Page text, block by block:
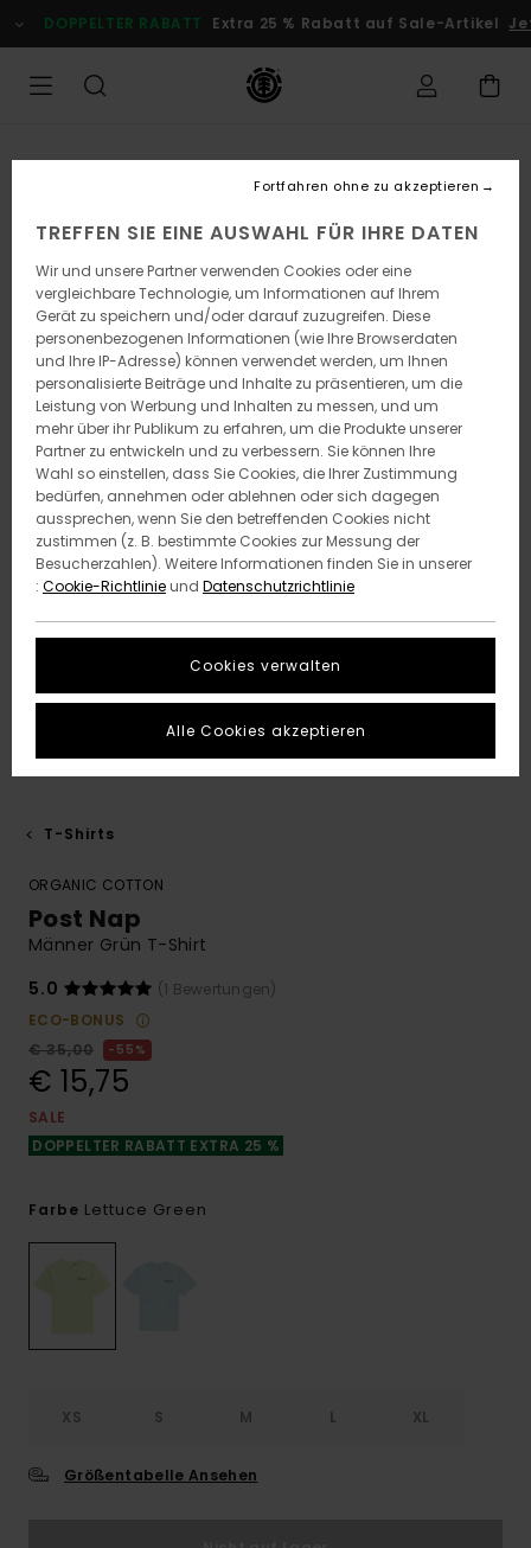
zur
Produktinformation
DOPPELTER RABATT Extra 25 % Rabatt auf Sale-Artikel
T-Shirts
ORGANIC COTTON
Post Nap
Männer Grün T-Shirt
5.0
(1 Bewertungen)
ECO-BONUS
€ 35,00
55%
€ 15,75
SALE
DOPPELTER RABATT EXTRA 25 %
Farbe Lettuce Green
XS S M L XL
Größentabelle Ansehen
TREFFEN SIE EINE AUSWAHL FÜR IHRE DATEN
Wir und unsere Partner verwenden Cookies oder eine
vergleichbare Technologie, um Informationen auf Ihrem
Gerät zu speichern und/oder darauf zuzugreifen. Diese
personenbezogenen Informationen (wie Ihre Browserdaten
und Ihre IP-Adresse) können verwendet werden, um Ihnen
personalisierte Beiträge und Inhalte zu präsentieren, um die
Leistung von Werbung und Inhalten zu messen, und um
mehr über ihr Publikum zu erfahren, um die Produkte unserer
Partner zu entwickeln und zu verbessern. Sie können Ihre
Wahl so einstellen, dass Sie Cookies, die Ihrer Zustimmung
bedürfen, annehmen oder ablehnen oder sich dagegen
aussprechen, wenn Sie den betreffenden Cookies nicht
zustimmen (z. B. bestimmte Cookies zur Messung der
Besucherzahlen). Weitere Informationen finden Sie in unserer
: Cookie-Richtlinieund Datenschutzrichtlinie
Cookies verwalten
Fortfahren ohne zu akzeptieren
Alle Cookies akzeptieren